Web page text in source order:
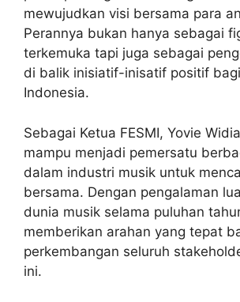
mewujudkan visi bersama para
Perannya bukan hanya sebagai
terkemuka tapi juga sebagai
di balik inisiatif-inisatif positif
Indonesia.
Sebagai Ketua FESMI, Yovie
mampu menjadi pemersatu
dalam industri musik untuk
bersama. Dengan pengalaman
dunia musik selama puluhan
memberikan arahan yang tepat
perkembangan seluruh
ini.